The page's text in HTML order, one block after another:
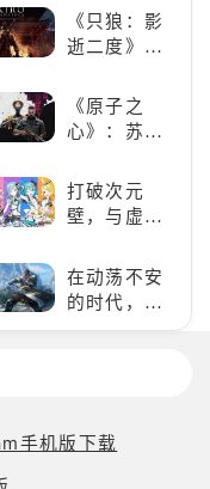
胞》横向对
比，不知道
《只狼：影
逝二度》：
魄的忍者之
旅
《原子之
心》：苏联
游戏盛宴与
瑕疵
打破次元
壁，与虚拟
写音符物语
在动荡不安
的时代，踏
入暗影世界
手机版下载